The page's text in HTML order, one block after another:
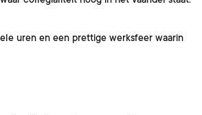
uren en een prettige werksfeer waarin